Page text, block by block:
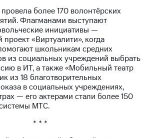
более 170 волонтёрских
Флагманами выступают
инициативы —
«Виртуалити», когда
школьникам средних
из социальных учреждений выбрать
в ИТ, а также «Мобильный театр
из 18 благотворительных
в социальных учреждениях,
— его актерами стали более 150
МТС.
* * *